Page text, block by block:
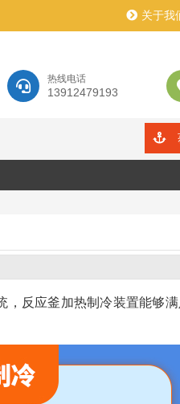
关于我
热线电话
13912479193
，反应釜加热制冷装置能够